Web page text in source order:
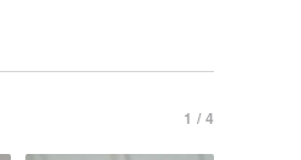
1 / 4